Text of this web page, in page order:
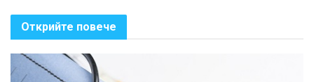
Открийте повече